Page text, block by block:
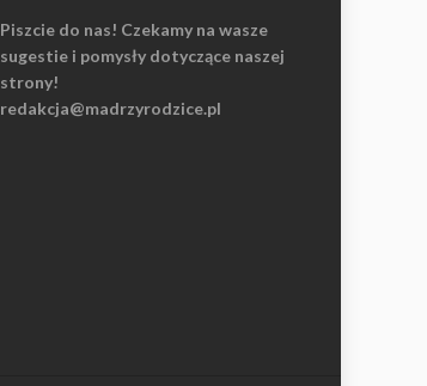
Piszcie do nas! Czekamy na wasze
sugestie i pomysły dotyczące naszej
strony!
redakcja@madrzyrodzice.pl